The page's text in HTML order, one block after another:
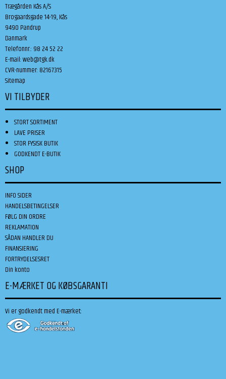
Trægården Kås A/S
Brogaardsgade 14-19, Kås
9490 Pandrup
Danmark
Telefonnr.: 98 24 52 22
E-mail:web@tgk.dk
CVR-nummer: 82167315
Sitemap
VI TILBYDER
STORT SORTIMENT
LAVE PRISER
STOR FYSISK BUTIK
GODKENDT E-BUTIK
SHOP
INFO SIDER
HANDELSBETINGELSER
FØLG DIN ORDRE
REKLAMATION
SÅDAN HANDLER DU
FINANSIERING
FORTRYDELSESRET
Din konto
E-MÆRKET OG KØBSGARANTI
Vi er godkendt med E-mærket: